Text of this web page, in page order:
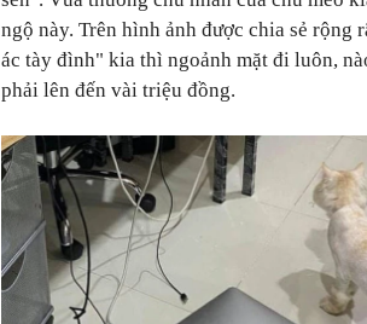
ngộ này. Trên hình ảnh được chia sẻ
ác tày đình" kia thì ngoảnh mặt đi luôn,
phải lên đến vài triệu đồng.